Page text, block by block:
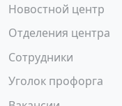
Новостной центр
Отделения центра
Сотрудники
Уголок профорга